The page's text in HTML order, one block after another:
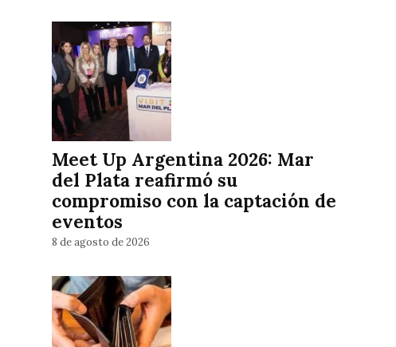
Meet Up Argentina 2026: Mar
del Plata reafirmó su
compromiso con la captación de
eventos
8 de agosto de 2026